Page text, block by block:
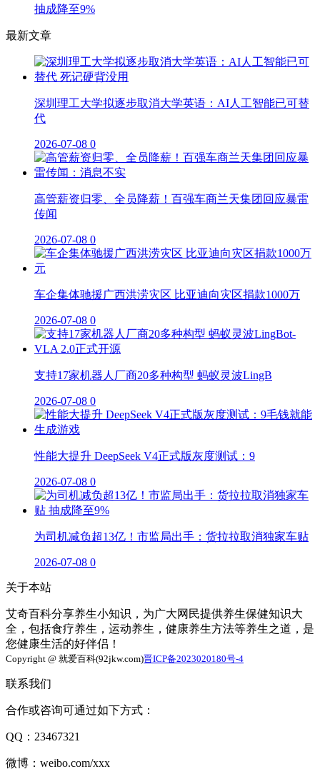
抽成降至9%
最新文章
深圳理工大学拟逐步取消大学英语：AI人工智能已可替
代
2026-07-08 0
高管薪资归零、全员降薪！百强车商兰天集团回应暴雷
传闻
2026-07-08 0
车企集体驰援广西洪涝灾区 比亚迪向灾区捐款1000万
2026-07-08 0
支持17家机器人厂商20多种构型 蚂蚁灵波LingB
2026-07-08 0
性能大提升 DeepSeek V4正式版灰度测试：9
2026-07-08 0
为司机减负超13亿！市监局出手：货拉拉取消独家车贴
2026-07-08 0
关于本站
艾奇百科分享养生小知识，为广大网民提供养生保健知识大
全，包括食疗养生，运动养生，健康养生方法等养生之道，是
您健康生活的好伴侣！
Copyright @ 就爱百科(92jkw.com)晋ICP备2023020180号-4
联系我们
合作或咨询可通过如下方式：
QQ：23467321
微博：weibo.com/xxx